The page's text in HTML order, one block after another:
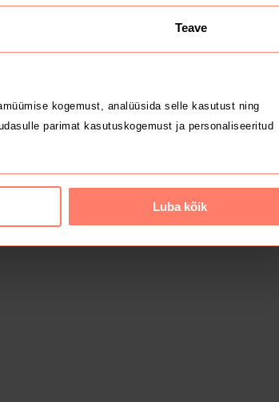
Teave
kogemust, analüüsida selle kasutust ning
parimat kasutuskogemust ja personaliseeritud
Luba kõik